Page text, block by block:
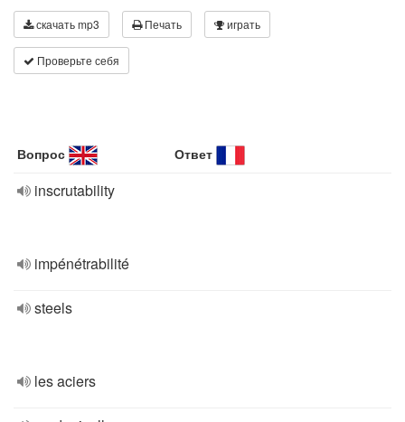
скачать mp3 Печать играть
Проверьте себя
Вопрос Ответ
inscrutability
impénétrabilité
steels
les aciers